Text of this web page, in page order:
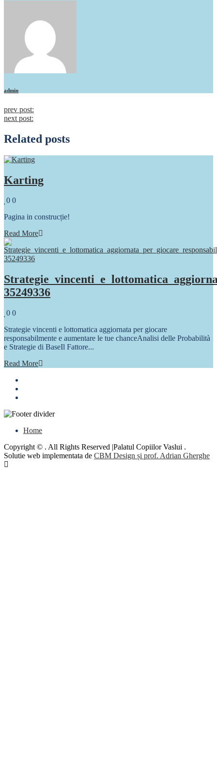
admin
Continue
Reading
prev post:
next post:
Related posts
Karting
0 Comments
0
Pagina in construcție!
Read More
35249336
0 Comments
0
Strategie vincenti e lottomatica aggiornata per giocare
responsabilmente e aumentare le tue chanceAnalisi delle Probabilità
e Strategie di BaseIl Fattore...
Read More
Home
Copyright © . All Rights Reserved |Palatul Copiilor Vaslui .
Solutie web implementata de CBM Design și prof. Adrian Gherghe